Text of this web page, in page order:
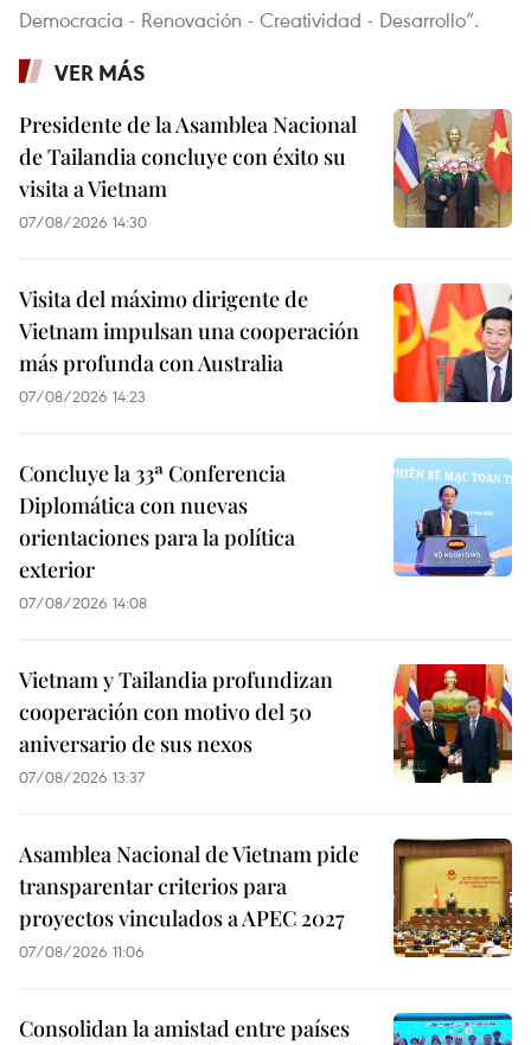
Democracia - Renovación - Creatividad - Desarrollo”.
VER MÁS
Presidente de la Asamblea Nacional
de Tailandia concluye con éxito su
visita a Vietnam
07/08/2026 14:30
Visita del máximo dirigente de
Vietnam impulsan una cooperación
más profunda con Australia
07/08/2026 14:23
Concluye la 33ª Conferencia
Diplomática con nuevas
orientaciones para la política
exterior
07/08/2026 14:08
Vietnam y Tailandia profundizan
cooperación con motivo del 50
aniversario de sus nexos
07/08/2026 13:37
Asamblea Nacional de Vietnam pide
transparentar criterios para
proyectos vinculados a APEC 2027
07/08/2026 11:06
Consolidan la amistad entre países